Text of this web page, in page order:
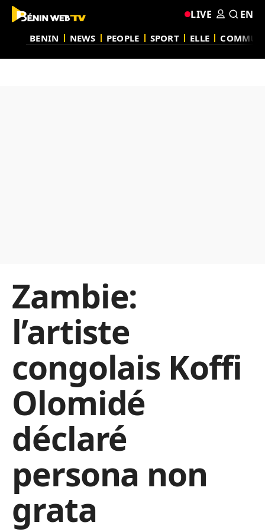
BENIN NEWS PEOPLE SPORT ELLE
LIVE EN
Zambie:
l’artiste
congolais Koffi
Olomidé
déclaré
persona non
grata